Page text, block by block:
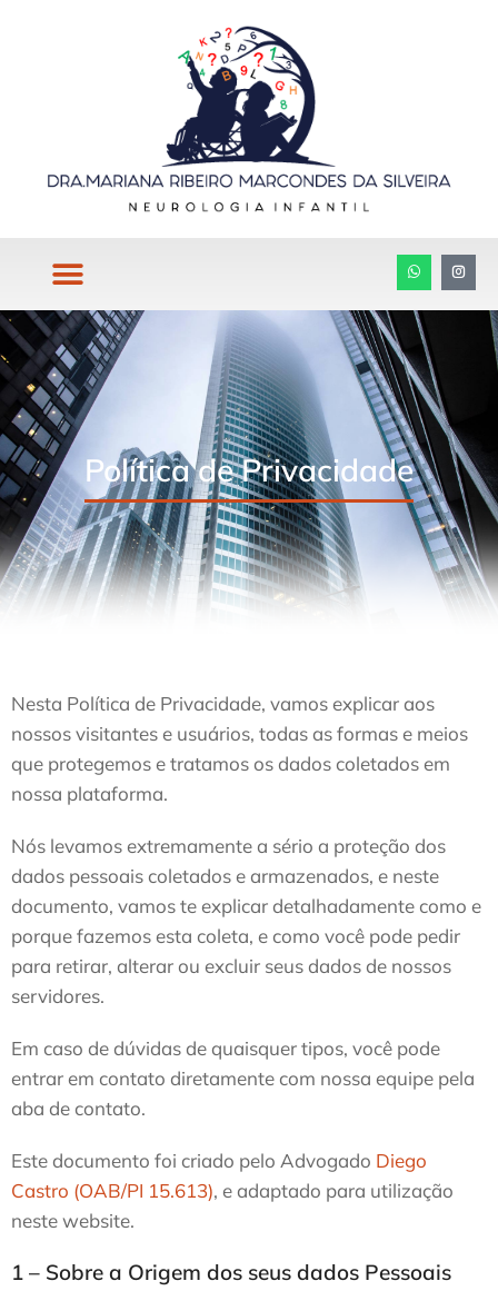
Política de Privacidade
Nesta Política de Privacidade, vamos explicar aos
nossos visitantes e usuários, todas as formas e meios
que protegemos e tratamos os dados coletados em
nossa plataforma.
Nós levamos extremamente a sério a proteção dos
dados pessoais coletados e armazenados, e neste
documento, vamos te explicar detalhadamente como e
porque fazemos esta coleta, e como você pode pedir
para retirar, alterar ou excluir seus dados de nossos
servidores.
Em caso de dúvidas de quaisquer tipos, você pode
entrar em contato diretamente com nossa equipe pela
aba de contato.
Este documento foi criado pelo Advogado Diego
Castro (OAB/PI 15.613), e adaptado para utilização
neste website.
1 – Sobre a Origem dos seus dados Pessoais